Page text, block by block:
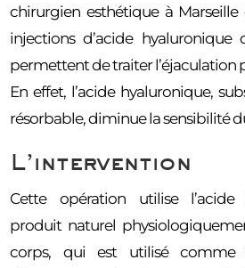
chirurgien esthétique à Marseille
injections d’acide
permettent de traiter l’éjaculation
En effet, l’acide hyaluronique,
résorbable, diminue la sensibilité
L’intervention
Cette opération utilise l’acide
produit naturel
corps, qui est utilisé comme